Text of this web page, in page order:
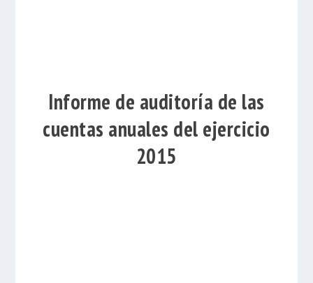
Informe de auditoría de las
cuentas anuales del ejercicio
2015